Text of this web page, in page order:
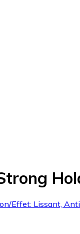
Effet: Lissant,